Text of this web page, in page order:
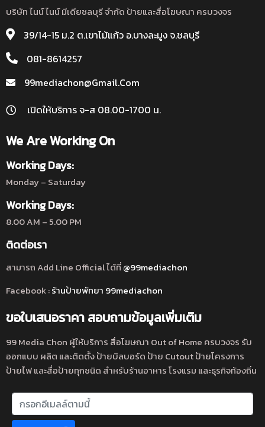
บริษัท ไนน์ ไนน์ มีเดียชลบุรี จำกัด ป้ายและสื่อโฆษณา ครบวงจร
39/14-15 ม.2 ต.เขาไม้แก้ว อ.บางละมูง จ.ชลบุรี
081-8614257
99mediachon@gmail.com
เปิดให้บริการ จ-ส 08.00-1700 น.
We Are Working On
Working Days:
Monday – Saturday
Working Days:
8.00 AM – 5.00 PM
ติดต่อเรา
สามารถ Add Line Official ได้ที่@99mediachon
Facebook :ร้านป้ายพัทยา 99mediachon
ขอใบเสนอราคา สอบถามข้อมูลเพิ่มเติม
99 Media Chon ผู้ให้บริการ สื่อโฆษณา Out of Home ครบวงจร รับ
ออกแบบ ผลิต และติดตั้ง ป้ายบิลบอร์ด ป้าย Cutout ป้ายโครงการ
ป้ายไฟ และสื่อป้ายทุกชนิด สำหรับร้านอาหาร โรงแรม และธุรกิจท้องถิ่น